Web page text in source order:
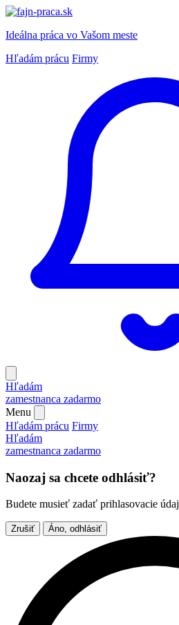
Ideálna práca vo Vašom meste
Hľadám prácu Firmy
Hľadám
zamestnanca zadarmo
Menu
Hľadám prácu Firmy
Hľadám
zamestnanca zadarmo
Naozaj sa chcete odhlásiť?
Budete musieť zadať prihlasovacie
Zrušiť Áno, odhlásiť